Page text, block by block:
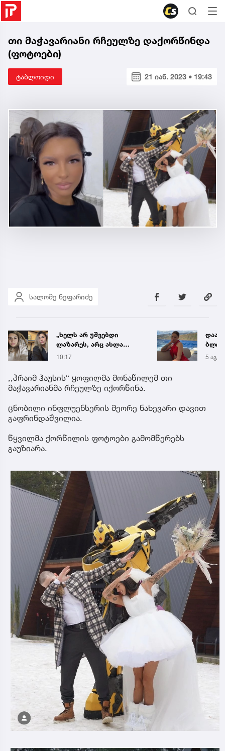
თი მაჭავარიანი რჩეულზე დაქორწინდა
(ფოტოები)
ტაბლოიდი 21 იან. 2023 • 19:43
სალომე ნეფარიძე
დააკავეს ცნობილი
ბლოგერი, რომელმაც
ონლაინ პროსტიტუციით,
მილიონ დოლარზე მეტი
გამოიმუშავა
5 აგვ 12:53 6 აგვ
,,პრაიმ ჰაუსის“ ყოფილმა მონაწილემ თი
მაჭავარიანმა რჩეულზე იქორწინა.
ცნობილი ინფლუენსერის მეორე ნახევარი დავით
გაფრინდაშვილია.
წყვილმა ქორწილის ფოტოები გამომწერებს
გაუზიარა.